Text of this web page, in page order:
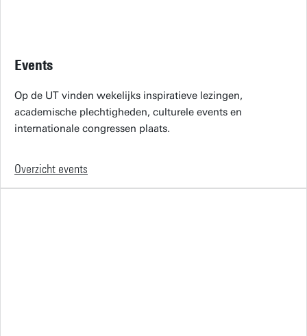
Events
Op de UT vinden wekelijks inspiratieve lezingen,
academische plechtigheden, culturele events en
internationale congressen plaats.
Overzicht events